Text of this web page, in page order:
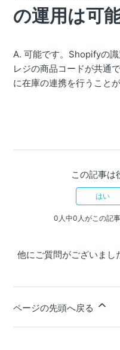
の運用は可
A. 可能です。Shopifyの
レジの商品コードが共通
に在庫の連携を行うことが
この記事は
はい
0人中0人がこの記
他にご質問がございまし
ページの先頭へ戻る